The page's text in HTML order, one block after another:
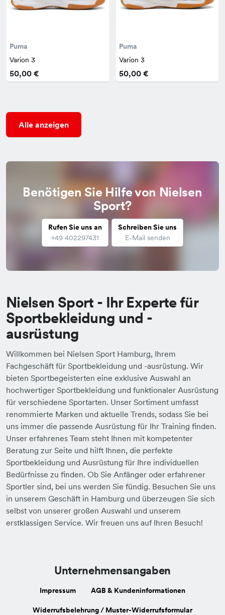
Puma
Varion 3
50,00 €
Puma
Varion 3
50,00 €
Alle anzeigen
Benötigen Sie Hilfe von Nielsen
Sport?
Rufen Sie uns an
+49 402297431
Schreiben Sie uns
E-Mail senden
Nielsen Sport - Ihr Experte für
Sportbekleidung und -
ausrüstung
Willkommen bei Nielsen Sport Hamburg, Ihrem
Fachgeschäft für Sportbekleidung und -ausrüstung. Wir
bieten Sportbegeisterten eine exklusive Auswahl an
hochwertiger Sportbekleidung und funktionaler Ausrüstung
für verschiedene Sportarten. Unser Sortiment umfasst
renommierte Marken und aktuelle Trends, sodass Sie bei
uns immer die passende Ausrüstung für Ihr Training finden.
Unser erfahrenes Team steht Ihnen mit kompetenter
Beratung zur Seite und hilft Ihnen, die perfekte
Sportbekleidung und Ausrüstung für Ihre individuellen
Bedürfnisse zu finden. Ob Sie Anfänger oder erfahrener
Sportler sind, bei uns werden Sie fündig. Besuchen Sie uns
in unserem Geschäft in Hamburg und überzeugen Sie sich
selbst von unserer großen Auswahl und unserem
erstklassigen Service. Wir freuen uns auf Ihren Besuch!
Unternehmensangaben
Impressum AGB & Kundeninformationen
Widerrufsbelehrung / Muster-Widerrufsformular